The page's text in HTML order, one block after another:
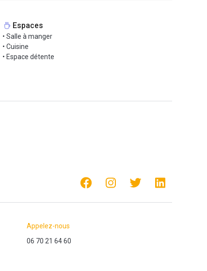
Espaces
• Salle à manger
• Cuisine
• Espace détente
Appelez-nous
06 70 21 64 60